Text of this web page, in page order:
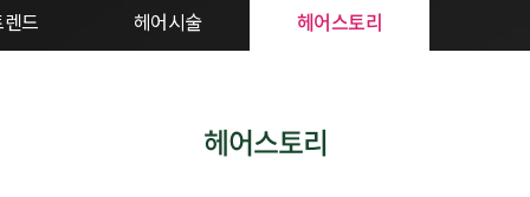
드 헤어시술 헤어스토리
헤어스토리